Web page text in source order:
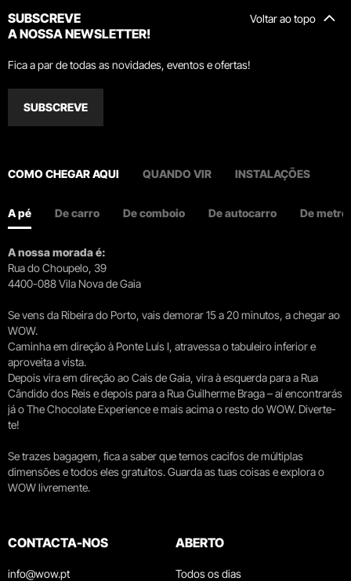
Voltar ao topo
SUBSCREVE
A NOSSA NEWSLETTER!
Fica a par de todas as novidades, eventos e ofertas!
SUBSCREVE
COMO CHEGAR AQUI QUANDO VIR INSTALAÇÕES
A pé De carro De comboio De autocarro De metro
A nossa morada é:
Rua do Choupelo, 39
4400-088 Vila Nova de Gaia
Se vens da Ribeira do Porto, vais demorar 15 a 20 minutos, a chegar ao
WOW.
Caminha em direção à Ponte Luís I, atravessa o tabuleiro inferior e
aproveita a vista.
Depois vira em direção ao Cais de Gaia, vira à esquerda para a Rua
Cândido dos Reis e depois para a Rua Guilherme Braga – aí encontrarás
já o The Chocolate Experience e mais acima o resto do WOW. Diverte-
te!
Se trazes bagagem, fica a saber que temos cacifos de múltiplas
dimensões e todos eles gratuitos. Guarda as tuas coisas e explora o
WOW livremente.
CONTACTA-NOS
info@wow.pt
ABERTO
Todos os dias